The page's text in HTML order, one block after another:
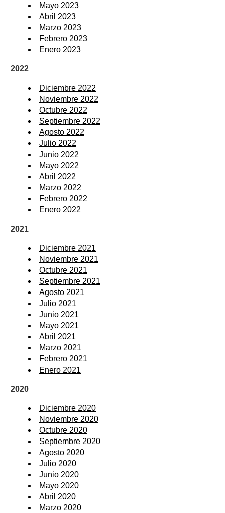
Mayo 2023
Abril 2023
Marzo 2023
Febrero 2023
Enero 2023
2022
Diciembre 2022
Noviembre 2022
Octubre 2022
Septiembre 2022
Agosto 2022
Julio 2022
Junio 2022
Mayo 2022
Abril 2022
Marzo 2022
Febrero 2022
Enero 2022
2021
Diciembre 2021
Noviembre 2021
Octubre 2021
Septiembre 2021
Agosto 2021
Julio 2021
Junio 2021
Mayo 2021
Abril 2021
Marzo 2021
Febrero 2021
Enero 2021
2020
Diciembre 2020
Noviembre 2020
Octubre 2020
Septiembre 2020
Agosto 2020
Julio 2020
Junio 2020
Mayo 2020
Abril 2020
Marzo 2020